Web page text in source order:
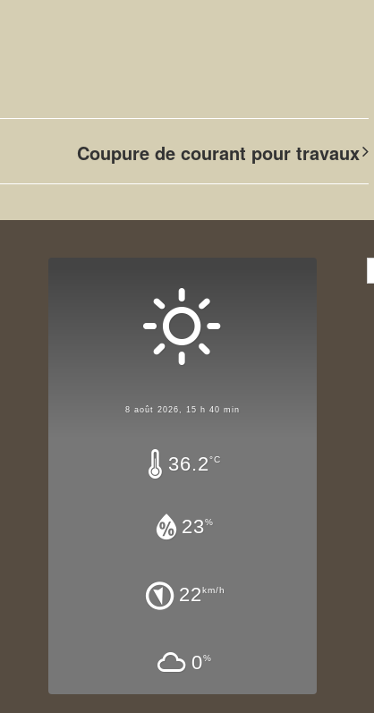
Coupure de courant pour travaux
8 août 2026, 15 h 40 min
36.2°C
23%
22km/h
0%